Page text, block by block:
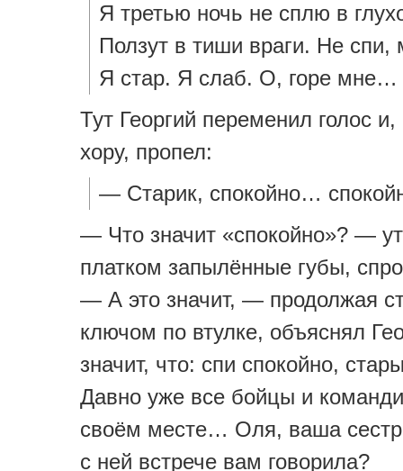
Я третью ночь не сплю в
Ползут в тиши враги. Не спи,
Я стар. Я слаб. О, горе мне…
Тут Георгий переменил голос
хору, пропел:
— Старик, спокойно…
— Что значит «спокойно»? —
платком запылённые губы,
— А это значит, — продолжая
ключом по втулке, объяснял
значит, что: спи спокойно,
Давно уже все бойцы и
своём месте… Оля, ваша
с ней встрече вам говорила?